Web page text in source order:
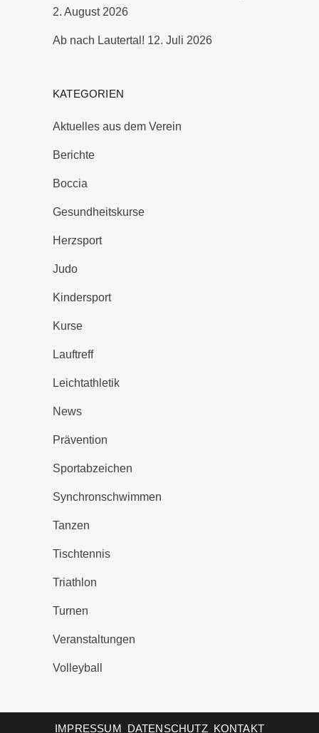
2. August 2026
Ab nach Lautertal! 12. Juli 2026
KATEGORIEN
Aktuelles aus dem Verein
Berichte
Boccia
Gesundheitskurse
Herzsport
Judo
Kindersport
Kurse
Lauftreff
Leichtathletik
News
Prävention
Sportabzeichen
Synchronschwimmen
Tanzen
Tischtennis
Triathlon
Turnen
Veranstaltungen
Volleyball
IMPRESSUM DATENSCHUTZ KONTAKT